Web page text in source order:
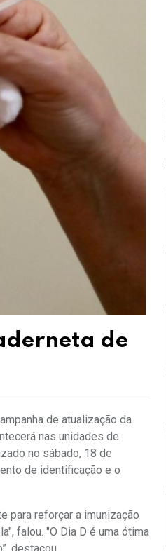
de
de atualização da
nas unidades de
no sábado, 18 de
de identificação e o
para reforçar a imunização
falou. "O Dia D é uma ótima
destacou.